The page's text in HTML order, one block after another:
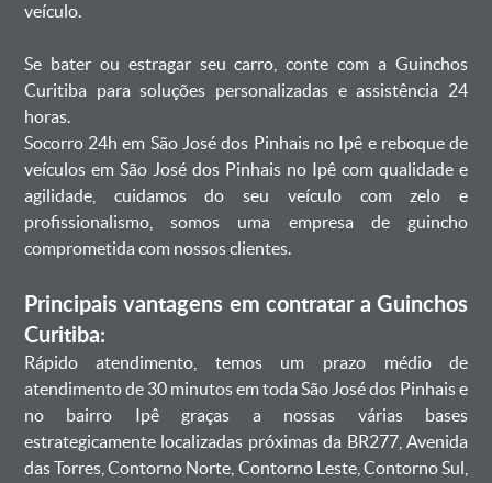
veículo.
Se bater ou estragar seu carro, conte com a Guinchos
Curitiba para soluções personalizadas e assistência 24
horas.
Socorro 24h em São José dos Pinhais no Ipê e reboque de
veículos em São José dos Pinhais no Ipê com qualidade e
agilidade, cuidamos do seu veículo com zelo e
profissionalismo, somos uma empresa de guincho
comprometida com nossos clientes.
Principais vantagens em contratar a Guinchos
Curitiba:
Rápido atendimento, temos um prazo médio de
atendimento de 30 minutos em toda São José dos Pinhais e
no bairro Ipê graças a nossas várias bases
estrategicamente localizadas próximas da BR277, Avenida
das Torres, Contorno Norte, Contorno Leste, Contorno Sul,